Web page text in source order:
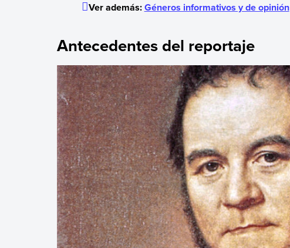
Ver además:Géneros informativos y de opinión
Antecedentes del reportaje